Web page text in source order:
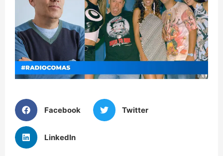
Facebook Twitter
LinkedIn